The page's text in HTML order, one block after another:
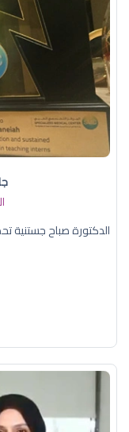
الدكتورة صباح جستنية